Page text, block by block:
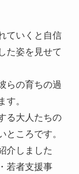
ていくと自信
た姿を見せて
らの育ちの過
す。
る大人たちの
ところです。
介しました
若者支援事